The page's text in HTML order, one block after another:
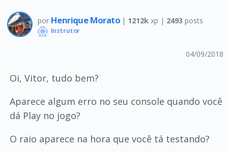
por Henrique Morato | 1212k xp | 2493 posts
Instrutor
04/09/2018
Oi, Vitor, tudo bem?
Aparece algum erro no seu console quando você
dá Play no jogo?
O raio aparece na hora que você tá testando?